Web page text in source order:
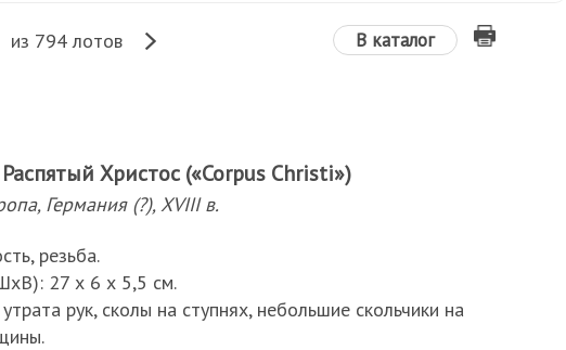
из 794 лотов В каталог
Христос («Corpus Christi»)
Германия (?), XVIII в.
резьба.
27 х 6 х 5,5 см.
рук, сколы на ступнях, небольшие скольчики на